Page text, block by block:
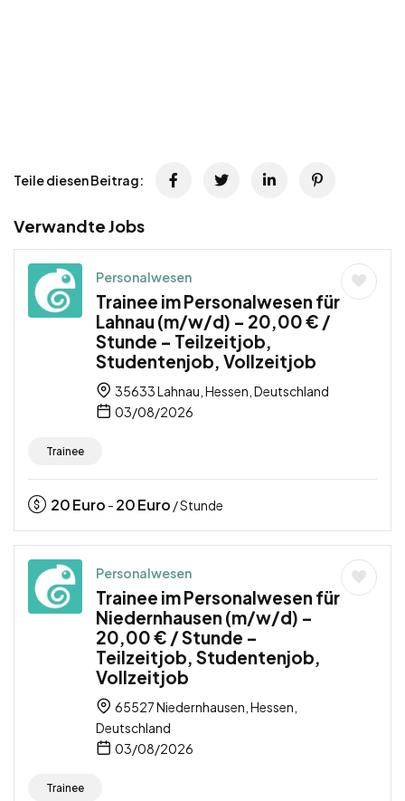
Teile diesen Beitrag:
Verwandte Jobs
Personalwesen
Trainee im Personalwesen für
Lahnau (m/w/d) – 20,00 € /
Stunde – Teilzeitjob,
Studentenjob, Vollzeitjob
35633 Lahnau, Hessen, Deutschland
03/08/2026
Trainee
20Euro - 20Euro / Stunde
Personalwesen
Trainee im Personalwesen für
Niedernhausen (m/w/d) –
20,00 € / Stunde –
Teilzeitjob, Studentenjob,
Vollzeitjob
65527 Niedernhausen, Hessen,
Deutschland
03/08/2026
Trainee